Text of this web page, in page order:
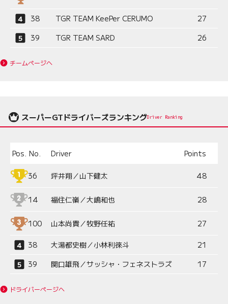
38 TGR TEAM KeePer CERUMO
27
39
TGR TEAM SARD 26
チームページへ
スーパーGTドライバーズランキングDriver Ranking
Pos. No. Driver Points
36 坪井翔／山下健太 48
14 福住仁嶺／大嶋和也 28
100 山本尚貴／牧野任祐 27
38 大湯都史樹／小林利徠斗
21
39
関口雄飛／サッシャ・フェネストラズ 17
ドライバーページへ